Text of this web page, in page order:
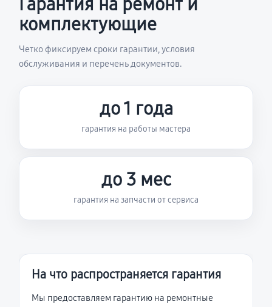
комплектующие
Четко фиксируем сроки гарантии, условия
обслуживания и перечень документов.
до 1 года
гарантия на работы мастера
до 3 мес
гарантия на запчасти от сервиса
На что распространяется гарантия
Мы предоставляем гарантию на ремонтные